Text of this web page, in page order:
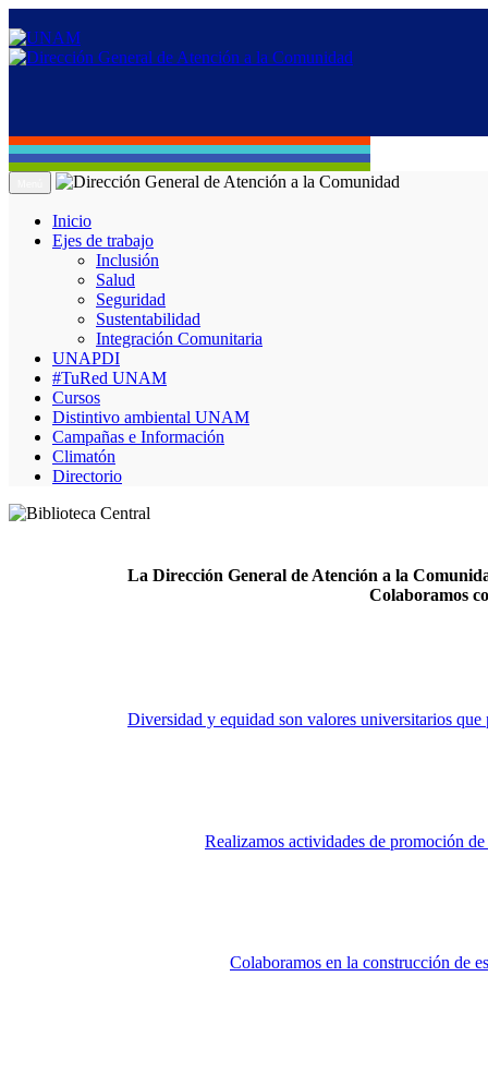
Inicio
Ejes de trabajo
Inclusión
Salud
Seguridad
Sustentabilidad
Integración Comunitaria
UNAPDI
#TuRed UNAM
Cursos
Distintivo ambiental UNAM
Campañas e Información
Climatón
Directorio
La Dirección General de Atención a la
Colaboramos
Diversidad y equidad son valores universitarios que
Realizamos actividades de promoción
Colaboramos en la construcción de